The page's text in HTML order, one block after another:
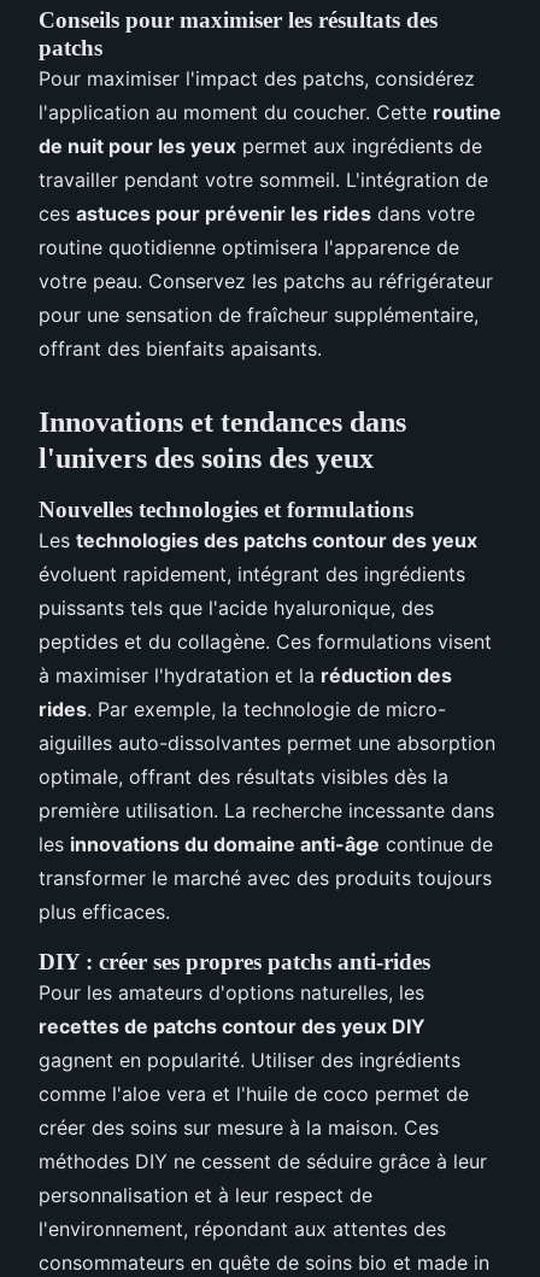
Conseils pour maximiser les résultats des
patchs
Pour maximiser l'impact des patchs, considérez
l'application au moment du coucher. Cette routine
de nuit pour les yeux permet aux ingrédients de
travailler pendant votre sommeil. L'intégration de
ces astuces pour prévenir les rides dans votre
routine quotidienne optimisera l'apparence de
votre peau. Conservez les patchs au réfrigérateur
pour une sensation de fraîcheur supplémentaire,
offrant des bienfaits apaisants.
Innovations et tendances dans
l'univers des soins des yeux
Nouvelles technologies et formulations
Les technologies des patchs contour des yeux
évoluent rapidement, intégrant des ingrédients
puissants tels que l'acide hyaluronique, des
peptides et du collagène. Ces formulations visent
à maximiser l'hydratation et la réduction des
rides. Par exemple, la technologie de micro-
aiguilles auto-dissolvantes permet une absorption
optimale, offrant des résultats visibles dès la
première utilisation. La recherche incessante dans
les innovations du domaine anti-âge continue de
transformer le marché avec des produits toujours
plus efficaces.
DIY : créer ses propres patchs anti-rides
Pour les amateurs d'options naturelles, les
recettes de patchs contour des yeux DIY
gagnent en popularité. Utiliser des ingrédients
comme l'aloe vera et l'huile de coco permet de
créer des soins sur mesure à la maison. Ces
méthodes DIY ne cessent de séduire grâce à leur
personnalisation et à leur respect de
l'environnement, répondant aux attentes des
consommateurs en quête de soins bio et made in